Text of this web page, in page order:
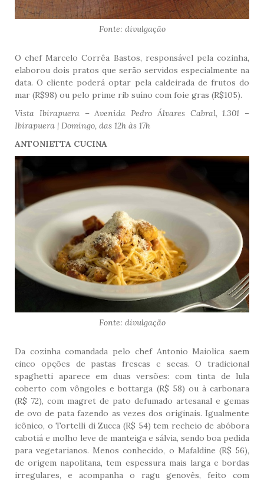
Fonte: divulgação
O chef Marcelo Corrêa Bastos, responsável pela cozinha,
elaborou dois pratos que serão servidos especialmente na
data. O cliente poderá optar pela caldeirada de frutos do
mar (R$98) ou pelo prime rib suíno com foie gras (R$105).
Vista Ibirapuera – Avenida Pedro Álvares Cabral, 1.301 –
Ibirapuera | Domingo, das 12h às 17h
ANTONIETTA CUCINA
Fonte: divulgação
Da cozinha comandada pelo chef Antonio Maiolica saem
cinco opções de pastas frescas e secas. O tradicional
spaghetti aparece em duas versões: com tinta de lula
coberto com vôngoles e bottarga (R$ 58) ou à carbonara
(R$ 72), com magret de pato defumado artesanal e gemas
de ovo de pata fazendo as vezes dos originais. Igualmente
icônico, o Tortelli di Zucca (R$ 54) tem recheio de abóbora
cabotiá e molho leve de manteiga e sálvia, sendo boa pedida
para vegetarianos. Menos conhecido, o Mafaldine (R$ 56),
de origem napolitana, tem espessura mais larga e bordas
irregulares, e acompanha o ragu genovês, feito com